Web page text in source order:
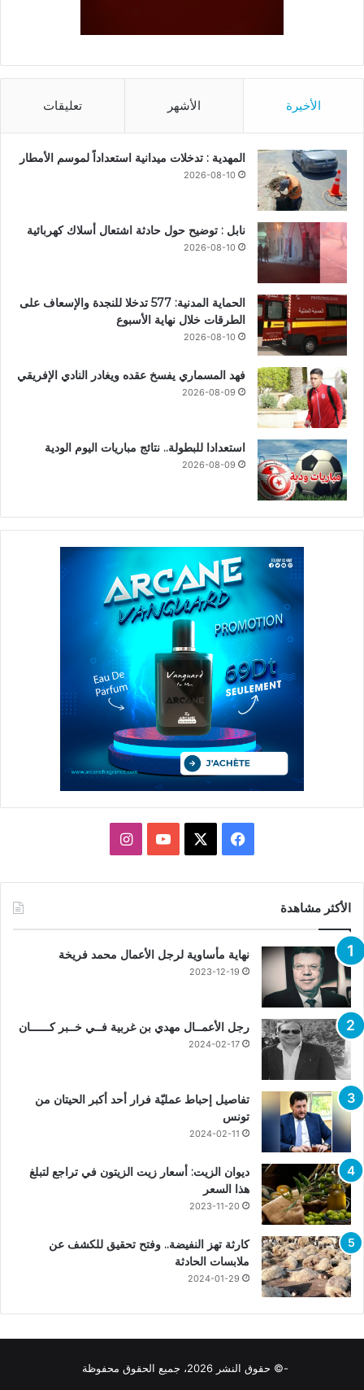
الأخيرة الأشهر تعليقات
المهدية : تدخلات ميدانية استعداداً لموسم الأمطار
2026-08-10
نابل : توضيح حول حادثة اشتعال أسلاك كهربائية
2026-08-10
الحماية المدنية: 577 تدخلا للنجدة والإسعاف على
الطرقات خلال نهاية الأسبوع
2026-08-10
فهد المسماري يفسخ عقده ويغادر النادي الإفريقي
2026-08-09
استعدادا للبطولة.. نتائج مباريات اليوم الودية
2026-08-09
فيسبوك يوتيوبانستقرام
الأكثر مشاهدة
نهاية مأساوية لرجل الأعمال محمد فريخة
2023-12-19
رجل الأعمــال مهدي بن غربية فــي خــبر كــــــان
2024-02-17
تفاصيل إحباط عمليّة فرار أحد أكبر الحيتان من
تونس
2024-02-11
ديوان الزيت: أسعار زيت الزيتون في تراجع لتبلغ
هذا السعر
2023-11-20
كارثة تهز النفيضة.. وفتح تحقيق للكشف عن
ملابسات الحادثة
2024-01-29
-© حقوق النشر 2026، جميع الحقوق محفوظة